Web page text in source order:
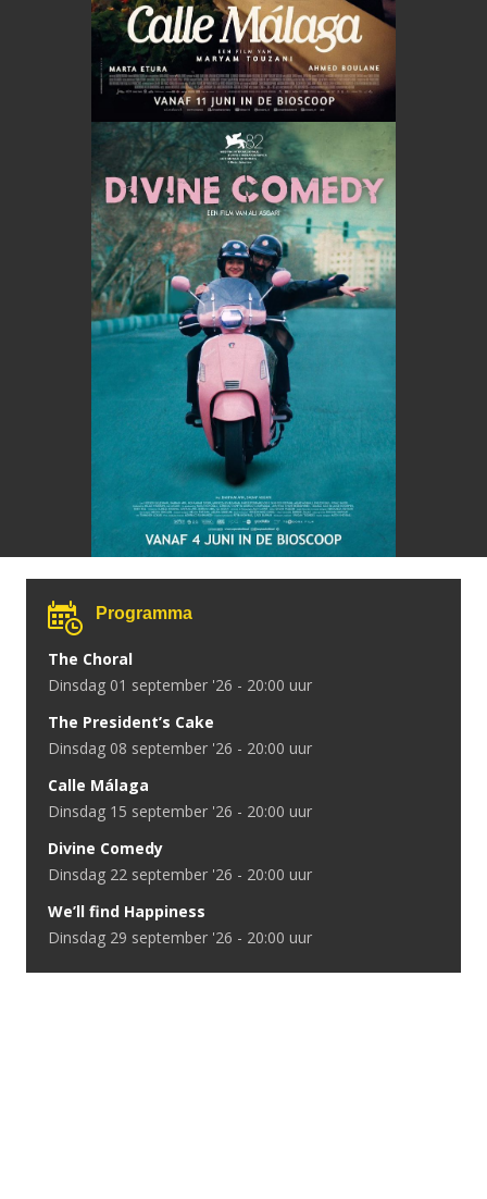
Programma
The Choral
dinsdag 01 september '26 - 20:00 uur
The President’s Cake
dinsdag 08 september '26 - 20:00 uur
Calle Málaga
dinsdag 15 september '26 - 20:00 uur
Divine Comedy
dinsdag 22 september '26 - 20:00 uur
We’ll find Happiness
dinsdag 29 september '26 - 20:00 uur